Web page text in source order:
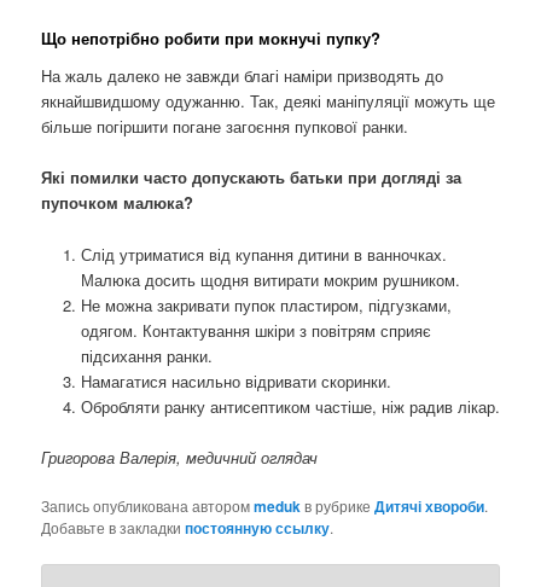
Що непотрібно робити при мокнучі пупку?
На жаль далеко не завжди благі наміри призводять до
якнайшвидшому одужанню. Так, деякі маніпуляції можуть ще
більше погіршити погане загоєння пупкової ранки.
Які помилки часто допускають батьки при догляді за
пупочком малюка?
Слід утриматися від купання дитини в ванночках.
Малюка досить щодня витирати мокрим рушником.
Не можна закривати пупок пластиром, підгузками,
одягом. Контактування шкіри з повітрям сприяє
підсихання ранки.
Намагатися насильно відривати скоринки.
Обробляти ранку антисептиком частіше, ніж радив лікар.
Григорова Валерія, медичний оглядач
Запись опубликована авторомmedukв рубрикеДитячі хвороби.
Добавьте в закладкипостоянную ссылку.